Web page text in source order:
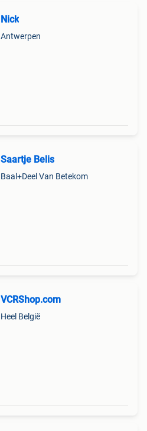
Nick
Antwerpen
Saartje Belis
Baal+Deel Van Betekom
VCRShop.com
Heel België